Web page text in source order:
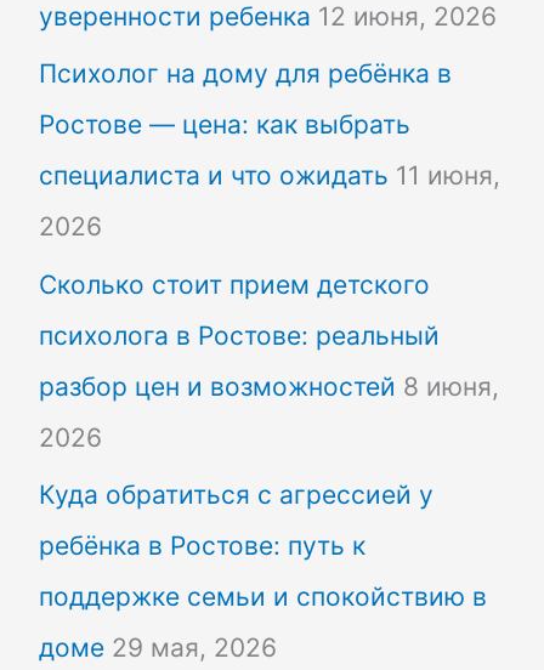
уверенности ребенка 12 июня, 2026
Психолог на дому для ребёнка в
Ростове — цена: как выбрать
специалиста и что ожидать 11 июня,
2026
Сколько стоит прием детского
психолога в Ростове: реальный
разбор цен и возможностей 8 июня,
2026
Куда обратиться с агрессией у
ребёнка в Ростове: путь к
поддержке семьи и спокойствию в
доме 29 мая, 2026